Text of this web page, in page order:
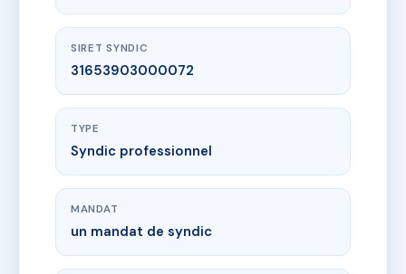
SIRET SYNDIC
31653903000072
TYPE
Syndic professionnel
MANDAT
un mandat de syndic